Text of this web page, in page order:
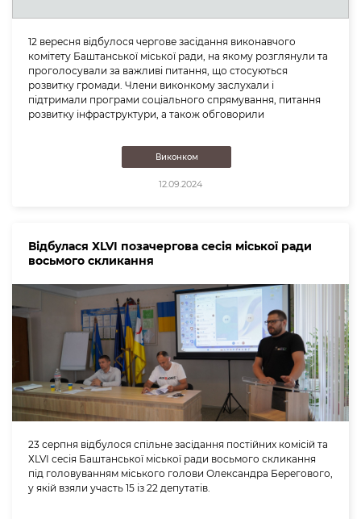
12 вересня відбулося чергове засідання виконавчого
комітету Баштанської міської ради, на якому розглянули та
проголосували за важливі питання, що стосуються
розвитку громади. Члени виконкому заслухали і
підтримали програми соціального спрямування, питання
розвитку інфраструктури, а також обговорили
Виконком
12.09.2024
Відбулася ХLVІ позачергова сесія міської ради
восьмого скликання
23 серпня відбулося спільне засідання постійних комісій та
ХLVІ сесія Баштанської міської ради восьмого скликання
під головуванням міського голови Олександра Берегового,
у якій взяли участь 15 із 22 депутатів.